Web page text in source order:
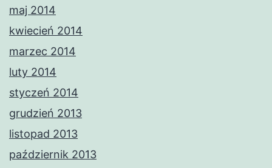
maj 2014
kwiecień 2014
marzec 2014
luty 2014
styczeń 2014
grudzień 2013
listopad 2013
październik 2013